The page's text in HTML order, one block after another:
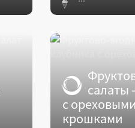
салаты
с ореховыми
крошками